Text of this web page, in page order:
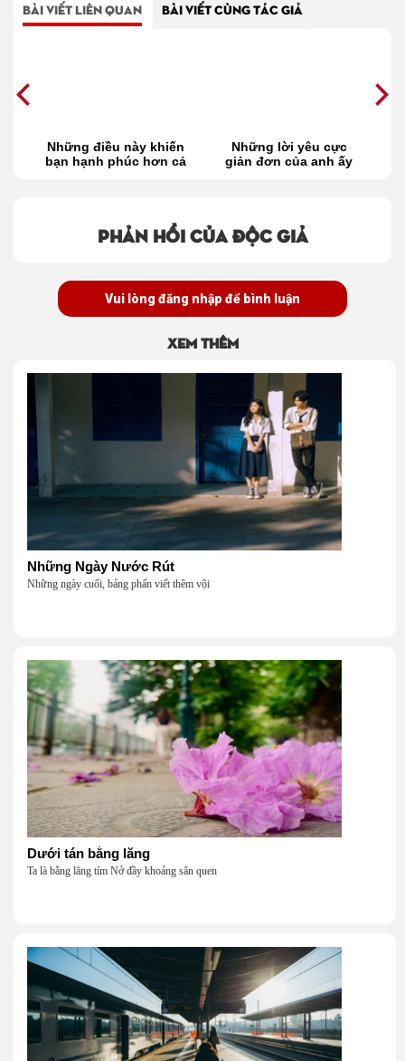
BÀI VIẾT LIÊN QUAN BÀI VIẾT CÙNG TÁC GIẢ
Những điều này khiến
bạn hạnh phúc hơn cả
Những lời yêu cực
giản đơn của anh ấy
Phản hồi của độc giả
Vui lòng đăng nhập để bình luận
Xem thêm
Những Ngày Nước Rút
Những ngày cuối, bảng phấn viết thêm vội
Dưới tán bằng lăng
Ta là bằng lăng tím Nở đầy khoảng sân quen